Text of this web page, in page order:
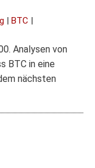
| BTC |